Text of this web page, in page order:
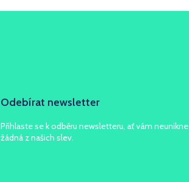
Odebírat newsletter
Přihlaste se k odběru newsletteru, ať vám neunikne
žádná z našich slev.